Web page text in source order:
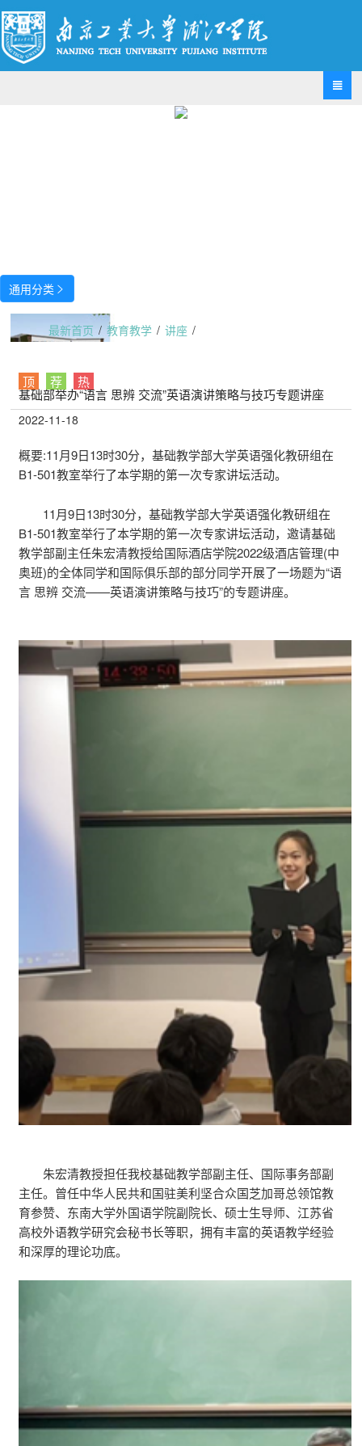

通用分类 
最新首页 / 教育教学 / 讲座 /
顶 荐 热
基础部举办“语言 思辨 交流”英语演讲策略与技巧专题讲座
2022-11-18
概要:11月9日13时30分，基础教学部大学英语强化教研组在
B1-501教室举行了本学期的第一次专家讲坛活动。
11月9日13时30分，基础教学部大学英语强化教研组在
B1-501教室举行了本学期的第一次专家讲坛活动，邀请基础
教学部副主任朱宏清教授给国际酒店学院2022级酒店管理(中
奥班)的全体同学和国际俱乐部的部分同学开展了一场题为“语
言 思辨 交流——英语演讲策略与技巧”的专题讲座。
朱宏清教授担任我校基础教学部副主任、国际事务部副
主任。曾任中华人民共和国驻美利坚合众国芝加哥总领馆教
育参赞、东南大学外国语学院副院长、硕士生导师、江苏省
高校外语教学研究会秘书长等职，拥有丰富的英语教学经验
和深厚的理论功底。